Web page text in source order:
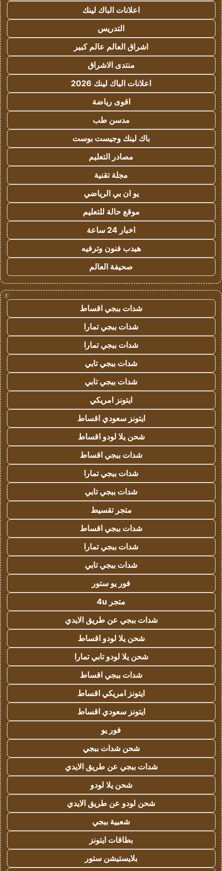
اعلانات الباك لينك
التدريس
اشراق العالم عالم كبير
منتدى الاشراق
اعلانات الباك لينك 2026
اقوى رياضة
مدسن طب
باك لينك وجيست بوست
مصادر التعليم
مجلة تقنية
يو ان بي الرياضي
موقع حالة للتعليم
اخبار 24 ساعة
هيدب فنون وترفيه
صحيفة العالم
!
شدات ببجي اقساط
شدات ببجي تمارا
شدات ببجي تمارا
شدات ببجي تابي
شدات ببجي تابي
ايتونز امريكي
ايتونز سعودي اقساط
شحن يلا لودو اقساط
شدات ببجي اقساط
شدات ببجي تمارا
شدات ببجي تابي
متجر تقسيط
شدات ببجي اقساط
شدات ببجي تمارا
شدات ببجي تابي
فور يو ستور
متجر 4u
شدات ببجي عن طريق الايدي
شحن يلا لودو اقساط
شحن يلا لودو تابي تمارا
شدات ببجي اقساط
ايتونز امريكي اقساط
ايتونز سعودي اقساط
فور يو
شحن شدات ببجي
شدات ببجي عن طريق الايدي
شحن يلا لودو
شحن لودو عن طريق الايدي
شعبية ببجي
بطاقات ايتونز
بلايستيشن ستور